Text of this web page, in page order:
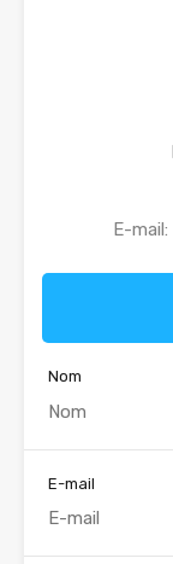
E-mail:
Nom
E-mail